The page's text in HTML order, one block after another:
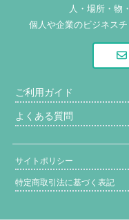
人・場所・物
個人や企業のビジネス
ご利用ガイド
よくある質問
サイトポリシー
特定商取引法に基づく表記